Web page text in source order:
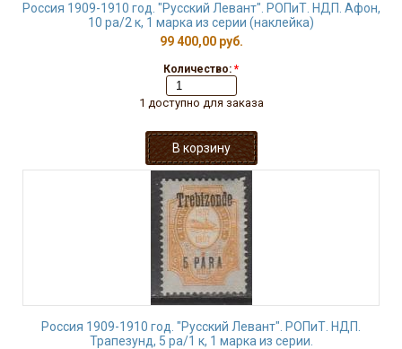
Россия 1909-1910 год. "Русский Левант". РОПиТ. НДП. Афон,
10 ра/2 к, 1 марка из серии (наклейка)
99 400,00 руб.
Количество: *
1 доступно для заказа
Россия 1909-1910 год. "Русский Левант". РОПиТ. НДП.
Трапезунд, 5 ра/1 к, 1 марка из серии.